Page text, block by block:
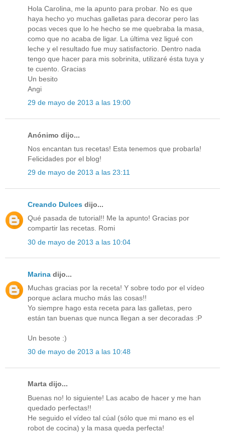
Hola Carolina, me la apunto para probar. No es que
haya hecho yo muchas galletas para decorar pero las
pocas veces que lo he hecho se me quebraba la masa,
como que no acaba de ligar. La última vez ligué con
leche y el resultado fue muy satisfactorio. Dentro nada
tengo que hacer para mis sobrinita, utilizaré ésta tuya y
te cuento. Gracias
Un besito
Angi
29 de mayo de 2013 a las 19:00
Anónimo dijo...
Nos encantan tus recetas! Esta tenemos que probarla!
Felicidades por el blog!
29 de mayo de 2013 a las 23:11
Creando Dulces dijo...
Qué pasada de tutorial!! Me la apunto! Gracias por
compartir las recetas. Romi
30 de mayo de 2013 a las 10:04
Marina dijo...
Muchas gracias por la receta! Y sobre todo por el vídeo
porque aclara mucho más las cosas!!
Yo siempre hago esta receta para las galletas, pero
están tan buenas que nunca llegan a ser decoradas :P
Un besote :)
30 de mayo de 2013 a las 10:48
Marta dijo...
Buenas no! lo siguiente! Las acabo de hacer y me han
quedado perfectas!!
He seguido el vídeo tal cúal (sólo que mi mano es el
robot de cocina) y la masa queda perfecta!